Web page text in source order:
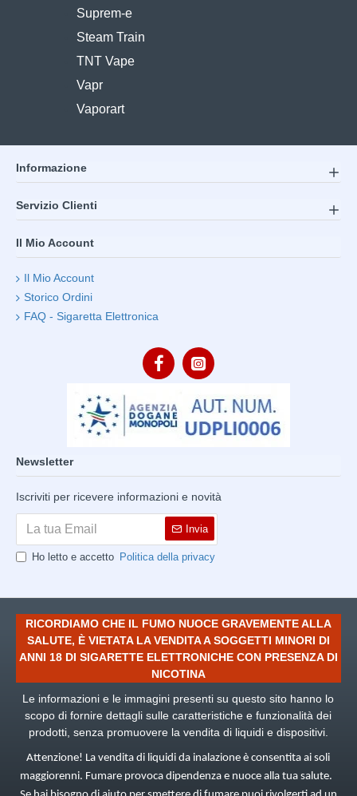
Suprem-e
Steam Train
TNT Vape
Vapr
Vaporart
Informazione
Servizio Clienti
Il Mio Account
Il Mio Account
Storico Ordini
FAQ - Sigaretta Elettronica
Newsletter
Iscriviti per ricevere informazioni e novità
Invia
Ho letto e accetto Politica della privacy
RICORDIAMO CHE IL FUMO NUOCE GRAVEMENTE ALLA
SALUTE, È VIETATA LA VENDITA A SOGGETTI MINORI DI
ANNI 18 DI SIGARETTE ELETTRONICHE CON PRESENZA DI
NICOTINA
Le informazioni e le immagini presenti su questo sito hanno lo
scopo di fornire dettagli sulle caratteristiche e funzionalità dei
prodotti, senza promuovere la vendita di liquidi e dispositivi.
Attenzione! La vendita di liquidi da inalazione è consentita ai soli
maggiorenni. Fumare provoca dipendenza e nuoce alla tua salute.